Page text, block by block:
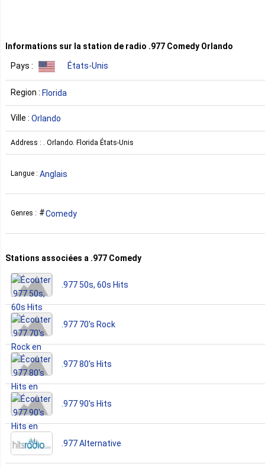
Informations sur la station de radio .977 Comedy Orlando
Pays : États-Unis
Region : Florida
Ville : Orlando
Address : . Orlando. Florida États-Unis
Langue : Anglais
Genres : Comedy
Stations associées a .977 Comedy
.977 50s, 60s Hits
.977 70's Rock
.977 80's Hits
.977 90's Hits
.977 Alternative